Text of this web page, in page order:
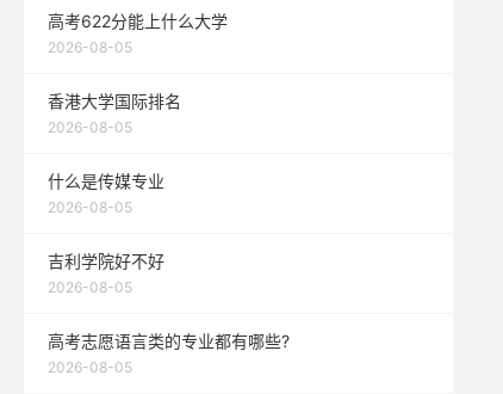
高考622分能上什么大学
2026-08-05
香港大学国际排名
2026-08-05
什么是传媒专业
2026-08-05
吉利学院好不好
2026-08-05
高考志愿语言类的专业都有哪些?
2026-08-05